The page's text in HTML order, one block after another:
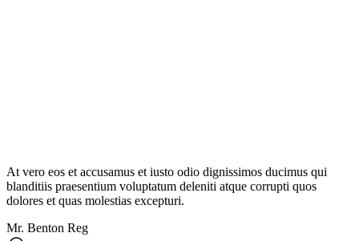
At vero eos et accusamus et iusto odio dignissimos ducimus qui
blanditiis praesentium voluptatum deleniti atque corrupti quos
dolores et quas molestias excepturi.
Mr. Benton Reg